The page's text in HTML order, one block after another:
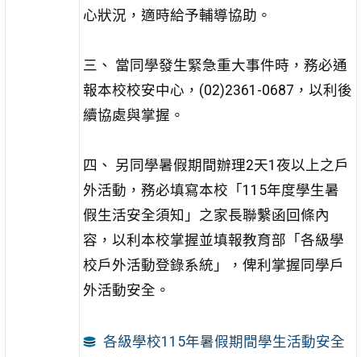
心狀況，適時給予輔導協助。
三、 當同學發生緊急重大事件時，務必通
報本校校安中心，(02)2361-0687，以利後
續協處與掌握 。
四、 另同學暑假期間辦理2天1夜以上之戶
外活動，務必填寫本校「115年度學生暑
假生活安全須知」之家長聯繫函回條內
容 ，以利本校掌握並填報教育部「各級學
校戶外活動登錄系統」，俾利掌握同學戶
外活動安全。
各級學校115年暑假期間學生活動安全